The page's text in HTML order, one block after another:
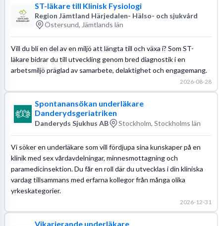
ST-läkare till Klinisk Fysiologi
Region Jämtland Härjedalen- Hälso- och sjukvård
Östersund, Jämtlands län
Vill du bli en del av en miljö att längta till och växa i? Som ST-
läkare bidrar du till utveckling genom bred diagnostik i en
arbetsmiljö präglad av samarbete, delaktighet och engagemang.
2026-08-28
Spontanansökan underläkare
Danderydsgeriatriken
Danderyds Sjukhus AB Stockholm, Stockholms län
Vi söker en underläkare som vill fördjupa sina kunskaper på en
klinik med sex vårdavdelningar, minnesmottagning och
paramedicinsektion. Du får en roll där du utvecklas i din kliniska
vardag tillsammans med erfarna kollegor från många olika
yrkeskategorier.
2026-12-31
Vikarierande underläkare